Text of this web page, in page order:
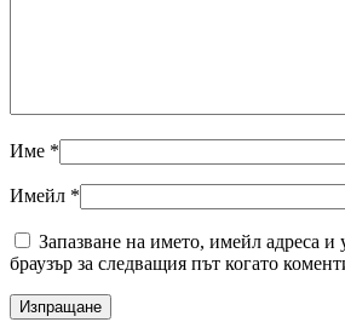
Име *
Имейл *
Запазване на името, имейл адреса и
браузър за следващия път когато